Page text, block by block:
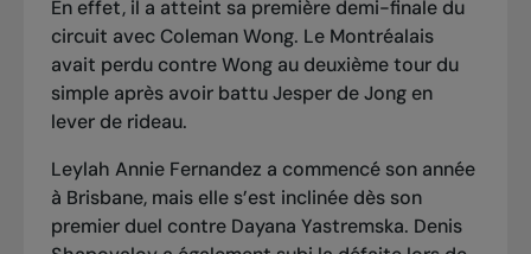
En effet, il a atteint sa première demi-finale du
circuit avec Coleman Wong. Le Montréalais
avait perdu contre Wong au deuxième tour du
simple après avoir battu Jesper de Jong en
lever de rideau.
Leylah Annie Fernandez a commencé son année
à Brisbane, mais elle s’est inclinée dès son
premier duel contre Dayana Yastremska. Denis